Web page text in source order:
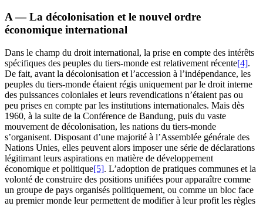
A — La décolonisation et le nouvel ordre
économique international
Dans le champ du droit international, la prise en compte des intérêts
spécifiques des peuples du tiers-monde est relativement récente[4].
De fait, avant la décolonisation et l’accession à l’indépendance, les
peuples du tiers-monde étaient régis uniquement par le droit interne
des puissances coloniales et leurs revendications n’étaient pas ou
peu prises en compte par les institutions internationales. Mais dès
1960, à la suite de la Conférence de Bandung, puis du vaste
mouvement de décolonisation, les nations du tiers-monde
s’organisent. Disposant d’une majorité à l’Assemblée générale des
Nations Unies, elles peuvent alors imposer une série de déclarations
légitimant leurs aspirations en matière de développement
économique et politique[5]. L’adoption de pratiques communes et la
volonté de construire des positions unifiées pour apparaître comme
un groupe de pays organisés politiquement, ou comme un bloc face
au premier monde leur permettent de modifier à leur profit les règles